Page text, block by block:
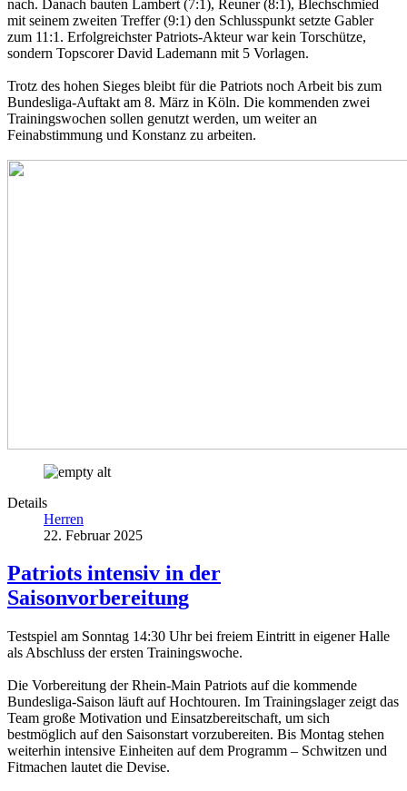
nach. Danach bauten Lambert (7:1), Reuner (8:1), Blechschmied
mit seinem zweiten Treffer (9:1) den Schlusspunkt setzte Gabler
zum 11:1. Erfolgreichster Patriots-Akteur war kein Torschütze,
sondern Topscorer David Lademann mit 5 Vorlagen.
Trotz des hohen Sieges bleibt für die Patriots noch Arbeit bis zum
Bundesliga-Auftakt am 8. März in Köln. Die kommenden zwei
Trainingswochen sollen genutzt werden, um weiter an
Feinabstimmung und Konstanz zu arbeiten.
Details
Herren
22. Februar 2025
Patriots intensiv in der
Saisonvorbereitung
Testspiel am Sonntag 14:30 Uhr bei freiem Eintritt in eigener Halle
als Abschluss der ersten Trainingswoche.
Die Vorbereitung der Rhein-Main Patriots auf die kommende
Bundesliga-Saison läuft auf Hochtouren. Im Trainingslager zeigt das
Team große Motivation und Einsatzbereitschaft, um sich
bestmöglich auf den Saisonstart vorzubereiten. Bis Montag stehen
weiterhin intensive Einheiten auf dem Programm – Schwitzen und
Fitmachen lautet die Devise.